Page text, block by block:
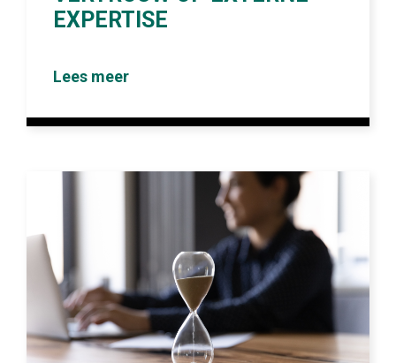
EXPERTISE
Lees meer